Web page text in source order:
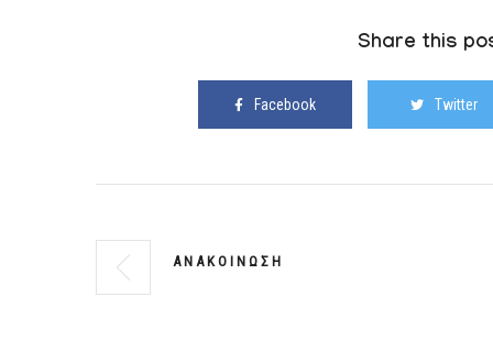
Share this
Facebook Twitter
Α Ν Α Κ Ο Ι Ν Ω Σ Η